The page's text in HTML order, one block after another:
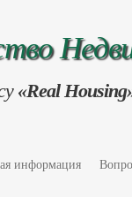
«Real
информация